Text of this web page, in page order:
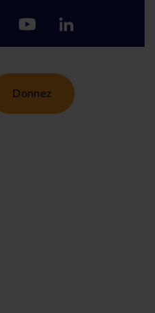
Donnez